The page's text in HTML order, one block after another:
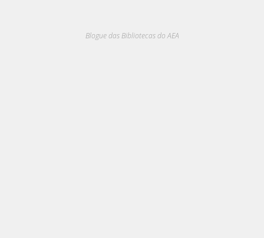
Blogue das Bibliotecas do AEA